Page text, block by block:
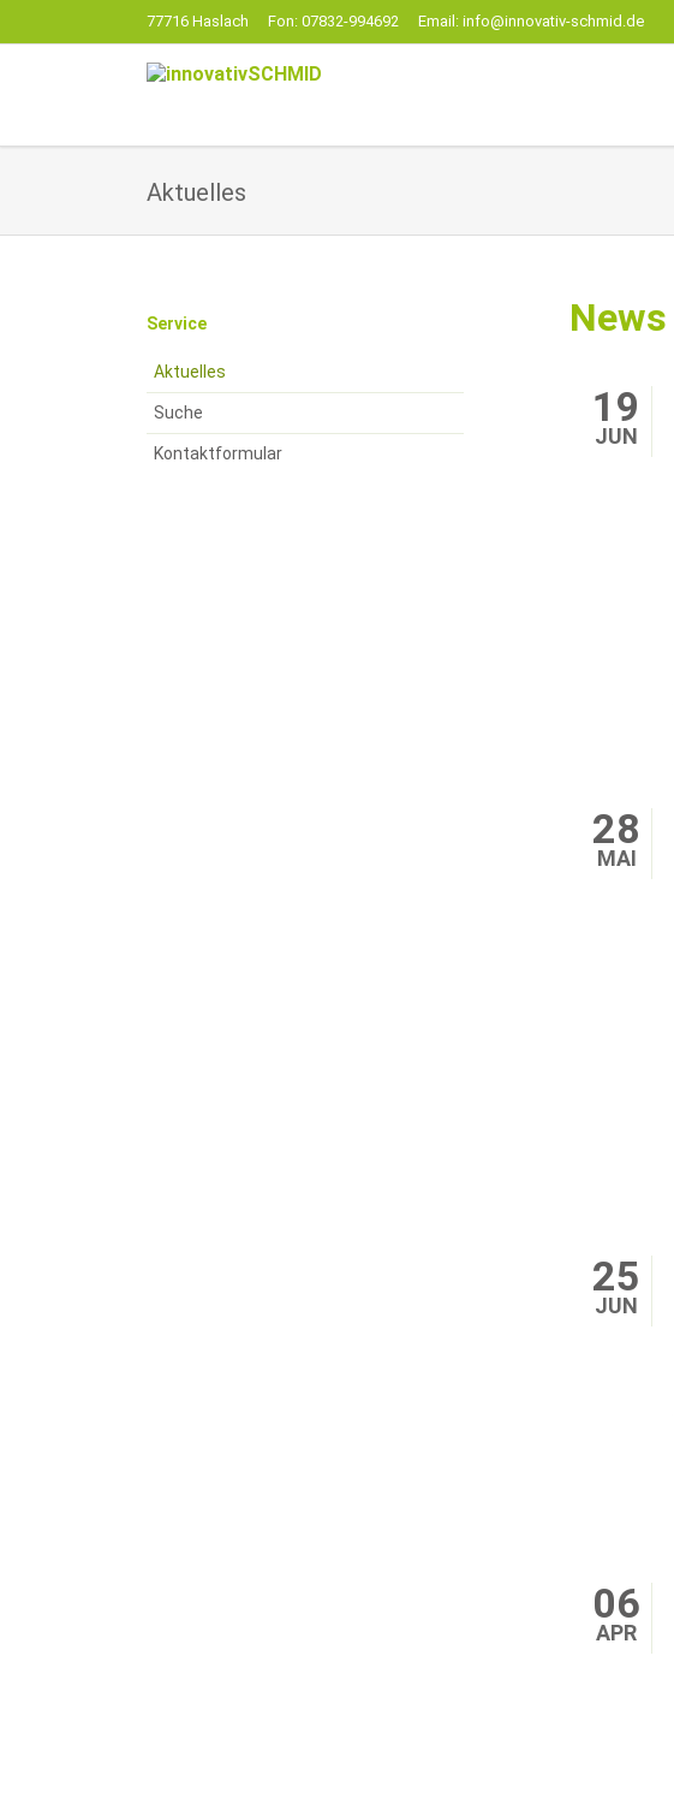
77716 Haslach Fon: 07832-994692 Email: info@innovativ-schmid.de
Aktuelles
News
19
JUN
28
MAI
25
JUN
06
APR
Navigation
Service
Aktuelles
Suche
Kontaktformular